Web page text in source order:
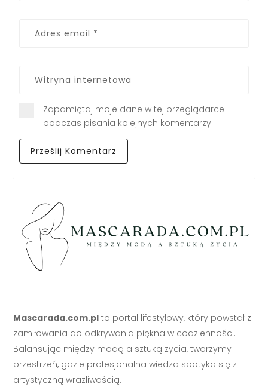
Zapamiętaj moje dane w tej przeglądarce
podczas pisania kolejnych komentarzy.
Mascarada.com.pl to portal lifestylowy, który powstał z
zamiłowania do odkrywania piękna w codzienności.
Balansując między modą a sztuką życia, tworzymy
przestrzeń, gdzie profesjonalna wiedza spotyka się z
artystyczną wrażliwością.